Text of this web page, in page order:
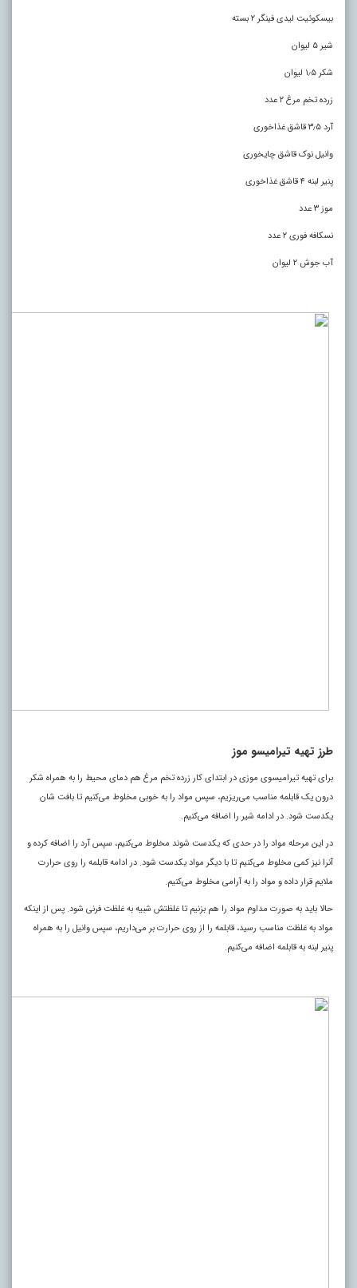
بیسکوئیت لیدی فینگر ۲ بسته
شیر ۵ لیوان
شکر ۱٫۵ لیوان
زرده تخم مرغ ۲ عدد
آرد ۳٫۵ قاشق غذاخوری
وانیل نوک قاشق چایخوری
پنیر لبنه ۴ قاشق غذاخوری
موز ۳ عدد
نسکافه فوری ۲ عدد
آب جوش ۲ لیوان
طرز تهیه تیرامیسو موز
برای تهیه تیرامیسوی موزی در ابتدای کار زرده تخم مرغ هم دمای محیط را به همراه شکر
درون یک قابلمه مناسب می‌ریزیم، سپس مواد را به خوبی مخلوط می‌کنیم تا بافت شان
یکدست شود. در ادامه شیر را اضافه می‌کنیم.
در این مرحله مواد را در حدی که یکدست شوند مخلوط می‌کنیم، سپس آرد را اضافه کرده و
آنرا نیز کمی مخلوط می‌کنیم تا با دیگر مواد یکدست شود. در ادامه قابلمه را روی حرارت
ملایم قرار داده و مواد را به آرامی مخلوط می‌کنیم.
حالا باید به صورت مداوم مواد را هم بزنیم تا غلظتش شبیه به غلظت فرنی شود. پس از اینکه
مواد به غلظت مناسب رسید، قابلمه را از روی حرارت بر می‌داریم، سپس وانیل را به همراه
پنیر لبنه به قابلمه اضافه می‌کنیم.